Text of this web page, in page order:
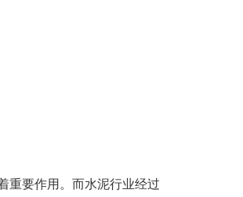
重要作用。而水泥行业经过